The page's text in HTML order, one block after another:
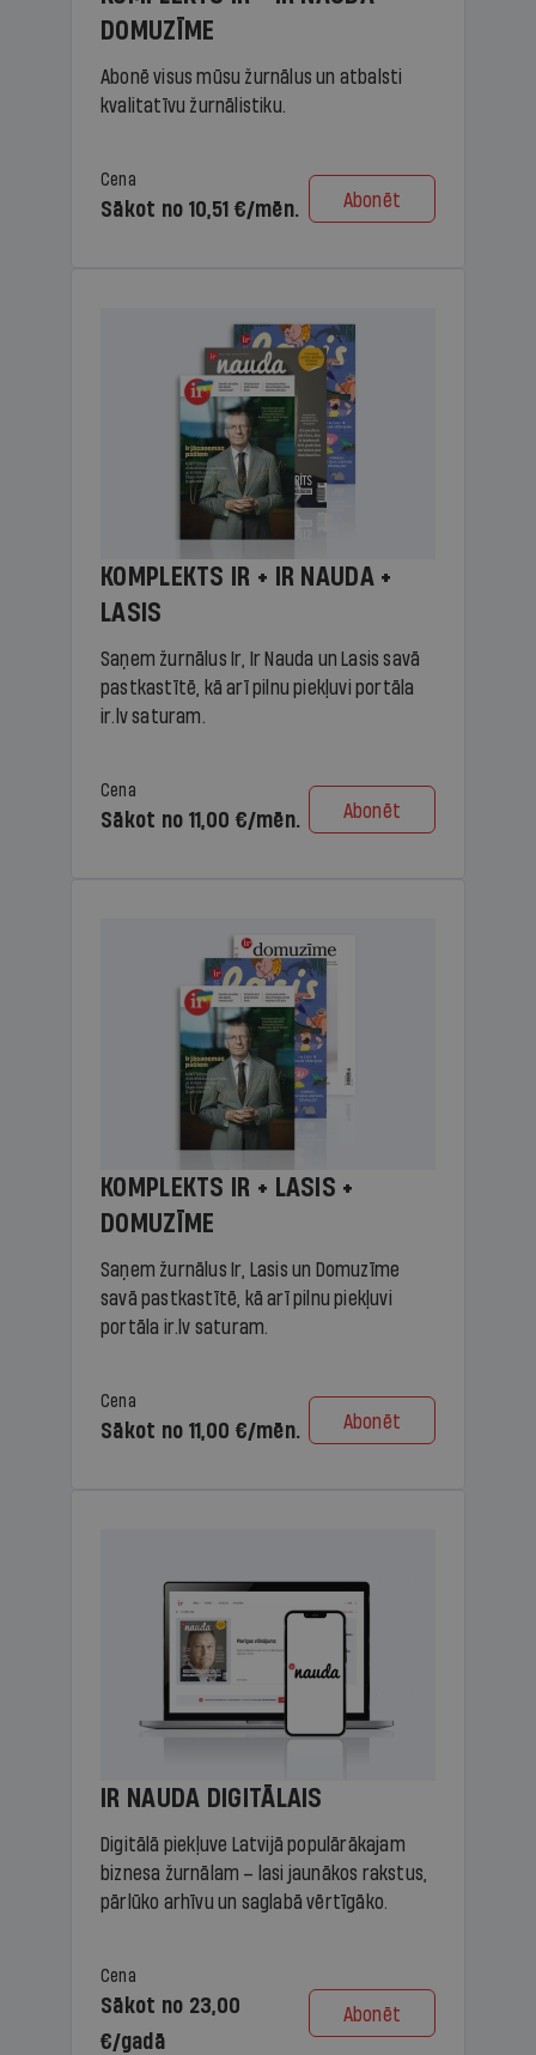
DOMUZĪME
Abonē visus mūsu žurnālus un atbalsti
kvalitatīvu žurnālistiku.
Cena
Sākot no 10,51 €/mēn. Abonēt
KOMPLEKTS IR + IR NAUDA +
LASIS
Saņem žurnālus Ir, Ir Nauda un Lasis savā
pastkastītē, kā arī pilnu piekļuvi portāla
ir.lv saturam.
Cena
Sākot no 11,00 €/mēn. Abonēt
KOMPLEKTS IR + LASIS +
DOMUZĪME
Saņem žurnālus Ir, Lasis un Domuzīme
savā pastkastītē, kā arī pilnu piekļuvi
portāla ir.lv saturam.
Cena
Sākot no 11,00 €/mēn. Abonēt
IR NAUDA DIGITĀLAIS
Digitālā piekļuve Latvijā populārākajam
biznesa žurnālam – lasi jaunākos rakstus,
pārlūko arhīvu un saglabā vērtīgāko.
Cena
Sākot no 23,00
€/gadā
Abonēt